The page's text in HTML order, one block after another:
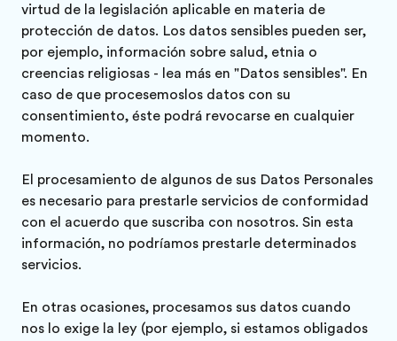
virtud de la legislación aplicable en materia de
protección de datos. Los datos sensibles pueden ser,
por ejemplo, información sobre salud, etnia o
creencias religiosas - lea más en "Datos sensibles". En
caso de que procesemoslos datos con su
consentimiento, éste podrá revocarse en cualquier
momento.
El procesamiento de algunos de sus Datos Personales
es necesario para prestarle servicios de conformidad
con el acuerdo que suscriba con nosotros. Sin esta
información, no podríamos prestarle determinados
servicios.
En otras ocasiones, procesamos sus datos cuando
nos lo exige la ley (por ejemplo, si estamos obligados